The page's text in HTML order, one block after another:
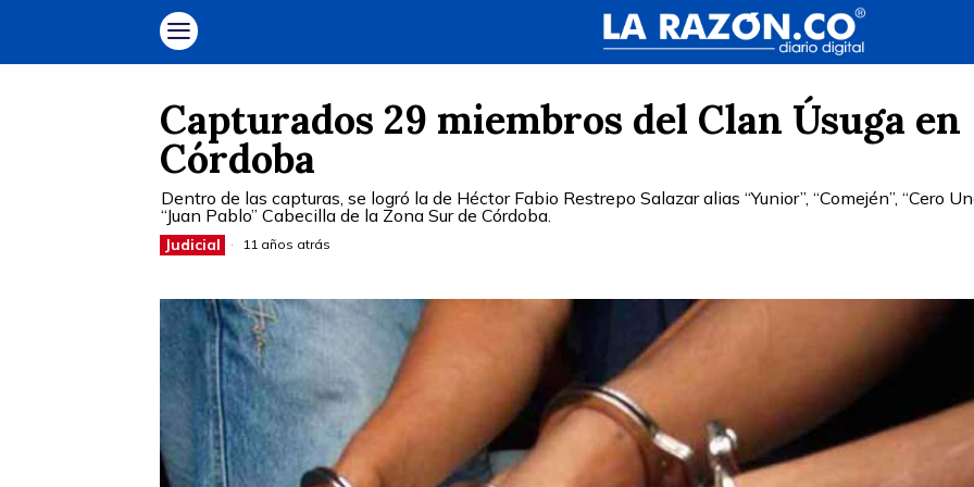
Capturados 29 miembros del Clan Úsuga en
Córdoba
Dentro de las capturas, se logró la de Héctor Fabio Restrepo Salazar alias “Yunior”, “Comején”, “Cero
“Juan Pablo” Cabecilla de la Zona Sur de Córdoba.
Judicial 11 años atrás